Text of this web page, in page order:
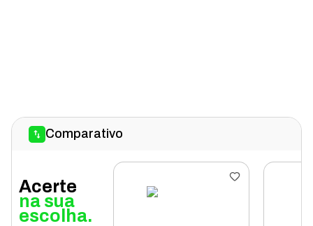
Comparativo
Acerte
na sua
escolha.